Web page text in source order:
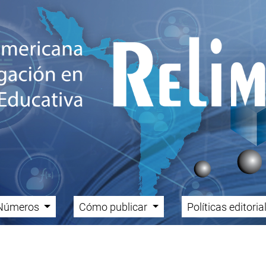
Cómo publicar Políticas